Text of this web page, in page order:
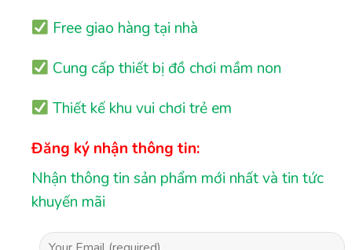
Free giao hàng tại nhà
Cung cấp thiết bị đồ chơi mầm non
Thiết kế khu vui chơi trẻ em
Đăng ký nhận thông tin:
Nhận thông tin sản phẩm mới nhất và tin tức
khuyến mãi